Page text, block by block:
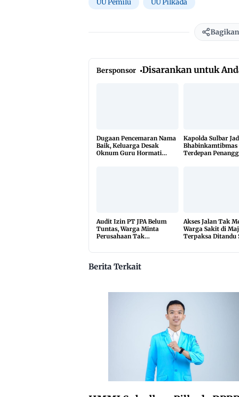
UU Pemilu UU Pilkada
Bagikan
Bersponsor Disarankan untuk
Dugaan Pencemaran Nama
Baik, Keluarga Desak
Oknum Guru Hormati
Kapolda Sulbar
Bhabinkamtibmas
Terdepan
Audit Izin PT JPA Belum
Tuntas, Warga Minta
Perusahaan Tak
Akses Jalan Tak
Warga Sakit di
Terpaksa Ditandu
Berita Terkait